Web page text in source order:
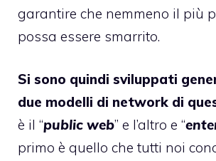
garantire che nemmeno il più
possa essere smarrito.
Si sono quindi sviluppati
due modelli di network di
è il “public web” e l’altro e “
primo è quello che tutti noi